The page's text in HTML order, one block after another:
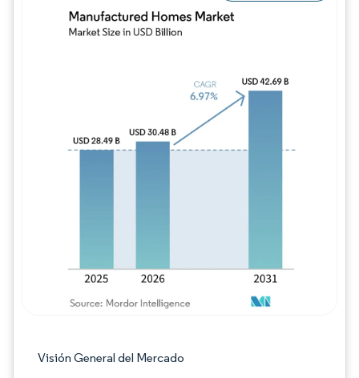
Visión General del Mercado